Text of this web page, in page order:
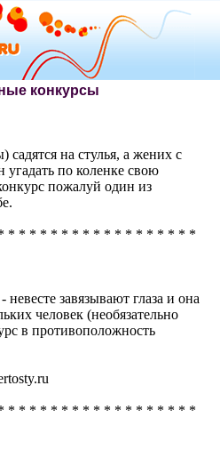
конкурсы
на стулья, а жених с
угадать по коленке свою
пожалуй один из
* * * * * * * * * * * * * * * * * *
завязывают глаза и она
человек (необязательно
в противоположность
* * * * * * * * * * * * * * * * * *